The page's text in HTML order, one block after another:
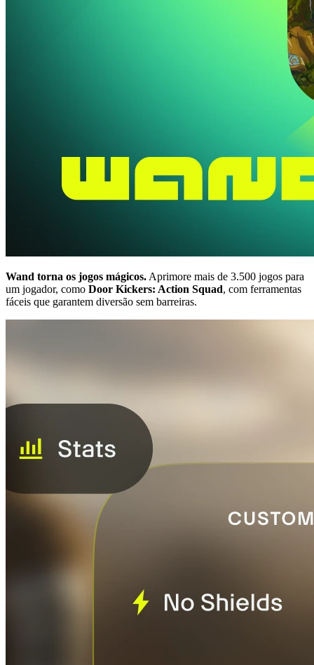
Wand torna os jogos mágicos. Aprimore mais de 3.500 jogos para
um jogador, como Door Kickers: Action Squad, com ferramentas
fáceis que garantem diversão sem barreiras.